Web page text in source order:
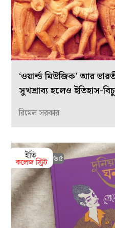
‘ওয়ার্ল্ড মিউজিক’ আর
সুখশ্রাব্য হলেও ইতিহাস-
রিমেল সরকার